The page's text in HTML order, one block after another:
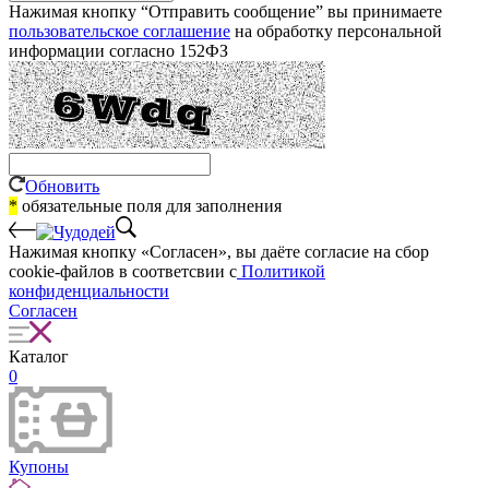
Нажимая кнопку “Отправить сообщение” вы принимаете
пользовательское соглашение на обработку персональной
информации согласно 152ФЗ
Обновить
* обязательные поля для заполнения
Нажимая кнопку «Согласен», вы даёте cогласие на сбор
cookie-файлов в соответсвии с Политикой
конфиденциальности
Согласен
Каталог
0
Купоны